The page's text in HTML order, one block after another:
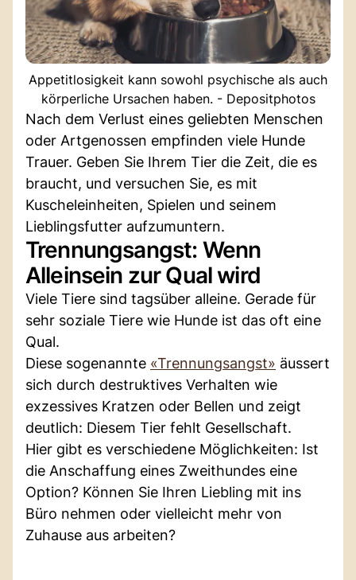
Appetitlosigkeit kann sowohl psychische als auch
körperliche Ursachen haben. - Depositphotos
Nach dem Verlust eines geliebten Menschen
oder Artgenossen empfinden viele Hunde
Trauer. Geben Sie Ihrem Tier die Zeit, die es
braucht, und versuchen Sie, es mit
Kuscheleinheiten, Spielen und seinem
Lieblingsfutter aufzumuntern.
Trennungsangst: Wenn
Alleinsein zur Qual wird
Viele Tiere sind tagsüber alleine. Gerade für
sehr soziale Tiere wie Hunde ist das oft eine
Qual.
Diese sogenannte «Trennungsangst» äussert
sich durch destruktives Verhalten wie
exzessives Kratzen oder Bellen und zeigt
deutlich: Diesem Tier fehlt Gesellschaft.
Hier gibt es verschiedene Möglichkeiten: Ist
die Anschaffung eines Zweithundes eine
Option? Können Sie Ihren Liebling mit ins
Büro nehmen oder vielleicht mehr von
Zuhause aus arbeiten?